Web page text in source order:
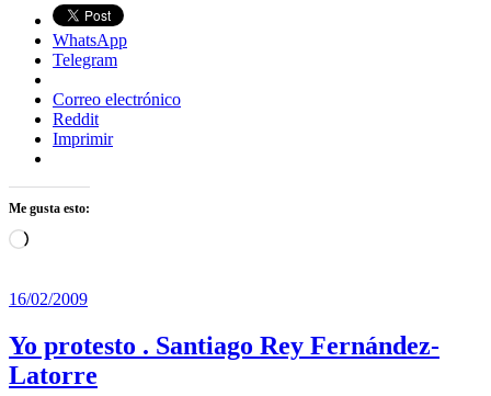
WhatsApp
Telegram
Correo electrónico
Reddit
Imprimir
Me gusta esto:
Cargando...
16/02/2009
Yo protesto . Santiago Rey Fernández-
Latorre